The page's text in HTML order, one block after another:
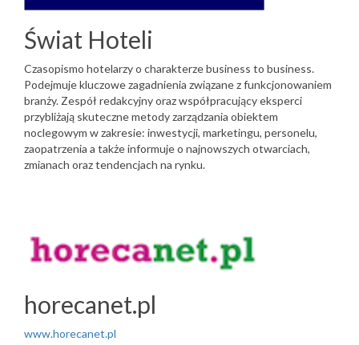
Świat Hoteli
Czasopismo hotelarzy o charakterze business to business.
Podejmuje kluczowe zagadnienia związane z funkcjonowaniem
branży. Zespół redakcyjny oraz współpracujący eksperci
przybliżają skuteczne metody zarządzania obiektem
noclegowym w zakresie: inwestycji, marketingu, personelu,
zaopatrzenia a także informuje o najnowszych otwarciach,
zmianach oraz tendencjach na rynku.
horecanet.pl
www.horecanet.pl